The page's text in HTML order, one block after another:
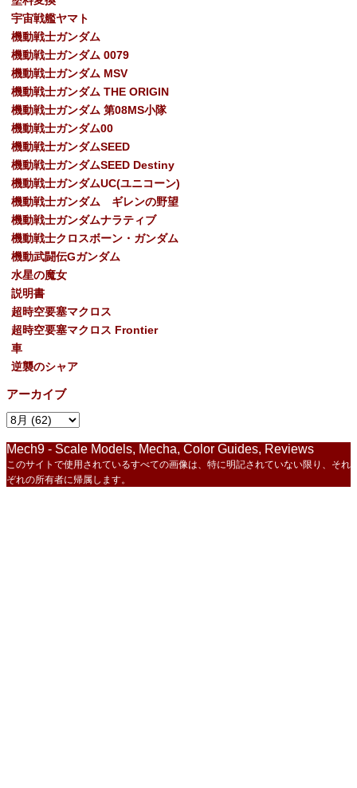
宇宙戦艦ヤマト
機動戦士ガンダム
機動戦士ガンダム 0079
機動戦士ガンダム MSV
機動戦士ガンダム THE ORIGIN
機動戦士ガンダム 第08MS小隊
機動戦士ガンダム00
機動戦士ガンダムSEED
機動戦士ガンダムSEED Destiny
機動戦士ガンダムUC(ユニコーン)
機動戦士ガンダム ギレンの野望
機動戦士ガンダムナラティブ
機動戦士クロスボーン・ガンダム
機動武闘伝Gガンダム
水星の魔女
説明書
超時空要塞マクロス
超時空要塞マクロス Frontier
車
逆襲のシャア
アーカイブ
Mech9 - Scale Models, Mecha, Color Guides, Reviews
このサイトで使用されているすべての画像は、特に明記されていない限り、それ
ぞれの所有者に帰属します。